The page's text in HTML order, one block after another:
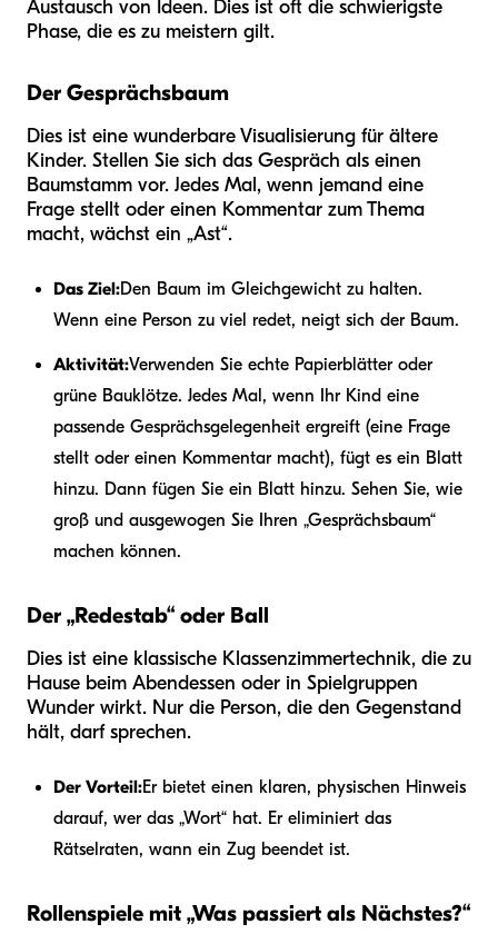
Austausch von Ideen. Dies ist oft die schwierigste
Phase, die es zu meistern gilt.
Der Gesprächsbaum
Dies ist eine wunderbare Visualisierung für ältere
Kinder. Stellen Sie sich das Gespräch als einen
Baumstamm vor. Jedes Mal, wenn jemand eine
Frage stellt oder einen Kommentar zum Thema
macht, wächst ein „Ast“.
Das Ziel:Den Baum im Gleichgewicht zu halten.
Wenn eine Person zu viel redet, neigt sich der Baum.
Aktivität:Verwenden Sie echte Papierblätter oder
grüne Bauklötze. Jedes Mal, wenn Ihr Kind eine
passende Gesprächsgelegenheit ergreift (eine Frage
stellt oder einen Kommentar macht), fügt es ein Blatt
hinzu. Dann fügen Sie ein Blatt hinzu. Sehen Sie, wie
groß und ausgewogen Sie Ihren „Gesprächsbaum“
machen können.
Der „Redestab“ oder Ball
Dies ist eine klassische Klassenzimmertechnik, die zu
Hause beim Abendessen oder in Spielgruppen
Wunder wirkt. Nur die Person, die den Gegenstand
hält, darf sprechen.
Der Vorteil:Er bietet einen klaren, physischen Hinweis
darauf, wer das „Wort“ hat. Er eliminiert das
Rätselraten, wann ein Zug beendet ist.
Rollenspiele mit „Was passiert als Nächstes?“